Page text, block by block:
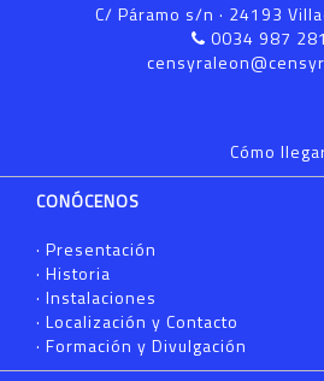
C/ Páramo s/n · 24193
0034 987
Cómo
CONÓCENOS
· Presentación
· Historia
· Instalaciones
· Localización y Contacto
· Formación y Divulgación